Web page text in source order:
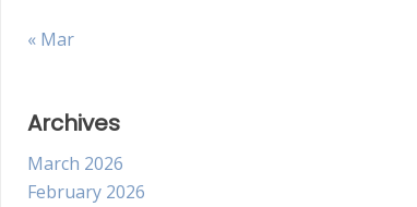
« Mar
Archives
March 2026
February 2026